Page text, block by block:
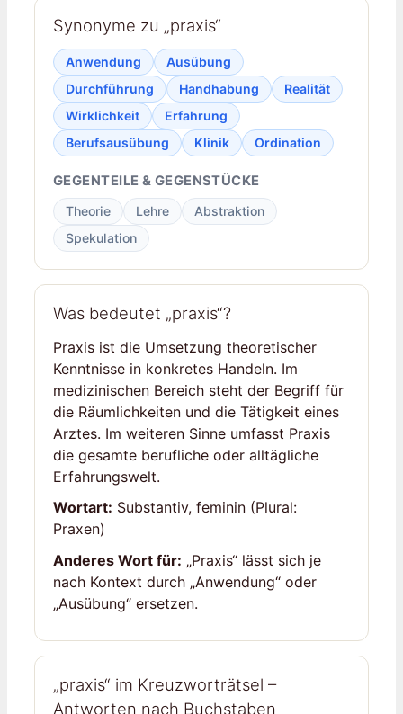
Synonyme zu „praxis“
Anwendung
Ausübung
Durchführung
Handhabung
Realität
Wirklichkeit
Erfahrung
Berufsausübung
Klinik Ordination
GEGENTEILE & GEGENSTÜCKE
Theorie Lehre
Abstraktion
Spekulation
Was bedeutet „praxis“?
Praxis ist die Umsetzung theoretischer
Kenntnisse in konkretes Handeln. Im
medizinischen Bereich steht der Begriff für
die Räumlichkeiten und die Tätigkeit eines
Arztes. Im weiteren Sinne umfasst Praxis
die gesamte berufliche oder alltägliche
Erfahrungswelt.
Wortart: Substantiv, feminin (Plural:
Praxen)
Anderes Wort für: „Praxis“ lässt sich je
nach Kontext durch „Anwendung“ oder
„Ausübung“ ersetzen.
„praxis“ im Kreuzworträtsel –
Antworten nach Buchstaben